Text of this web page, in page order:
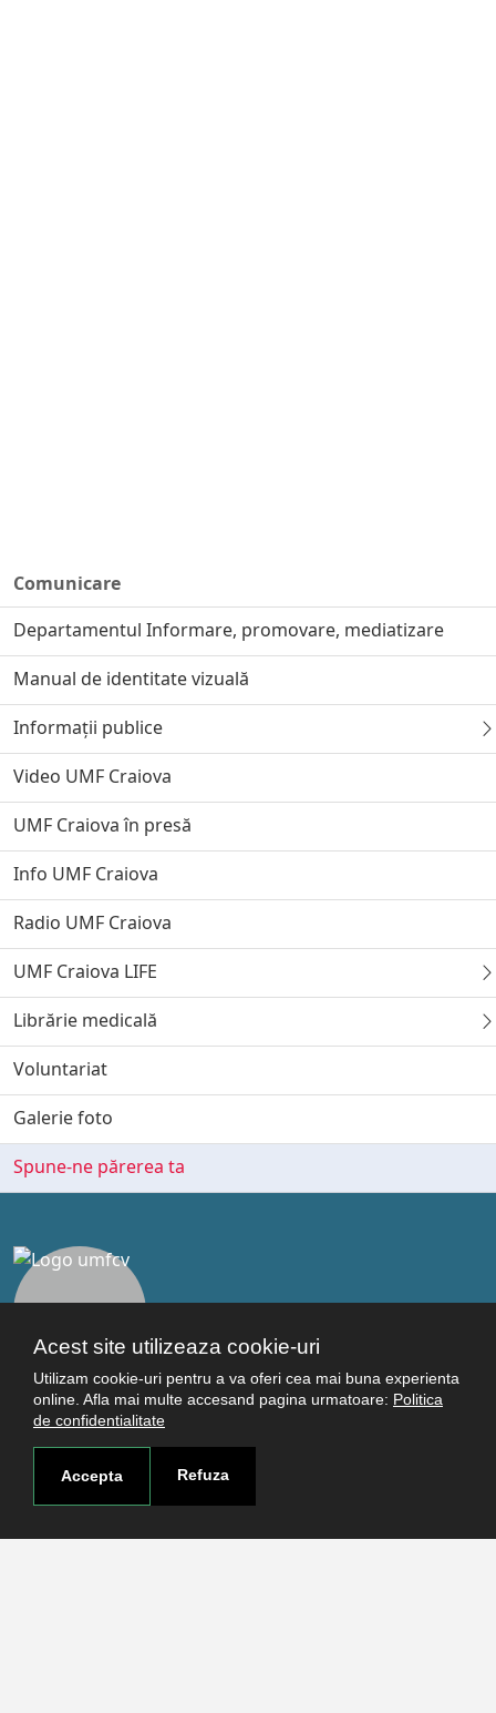
Acest site utilizeaza cookie-uri
Utilizam cookie-uri pentru a va oferi cea mai buna experienta
online. Afla mai multe accesand pagina urmatoare: Politica
de confidentialitate
Accepta Refuza
Comunicare
Departamentul Informare, promovare, mediatizare
Manual de identitate vizuală
Informații publice
Video UMF Craiova
UMF Craiova în presă
Info UMF Craiova
Radio UMF Craiova
UMF Craiova LIFE
Librărie medicală
Voluntariat
Galerie foto
Spune-ne părerea ta
Legături utile
Studenţi